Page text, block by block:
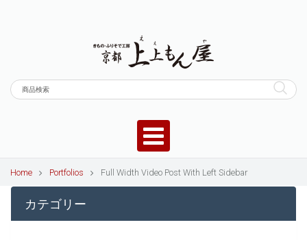
Home Portfolios Full Width Video Post With Left Sidebar
カテゴリー